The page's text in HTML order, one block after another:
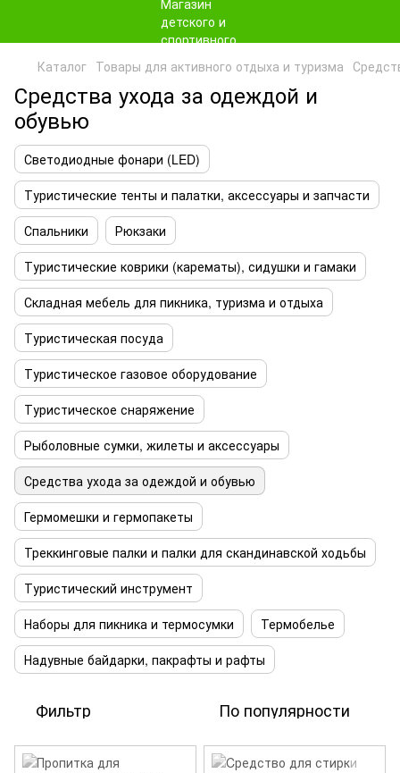
Каталог Товары для активного отдыха и туризма
Средства ухода за одеждой и
обувью
Светодиодные фонари (LED)
Туристические тенты и палатки, аксессуары и запчасти
Спальники
Рюкзаки
Туристические коврики (карематы), сидушки и гамаки
Складная мебель для пикника, туризма и отдыха
Туристическая посуда
Туристическое газовое оборудование
Туристическое снаряжение
Рыболовные сумки, жилеты и аксессуары
Средства ухода за одеждой и обувью
Гермомешки и гермопакеты
Треккинговые палки и палки для скандинавской ходьбы
Туристический инструмент
Наборы для пикника и термосумки
Термобелье
Надувные байдарки, пакрафты и рафты
Фильтр По популярности